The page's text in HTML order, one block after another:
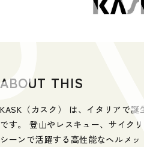
ABOUT THIS
KASK（カスク） は、イタリアで誕
です。 登山やレスキュー、サイク
シーンで活躍する高性能なヘルメ